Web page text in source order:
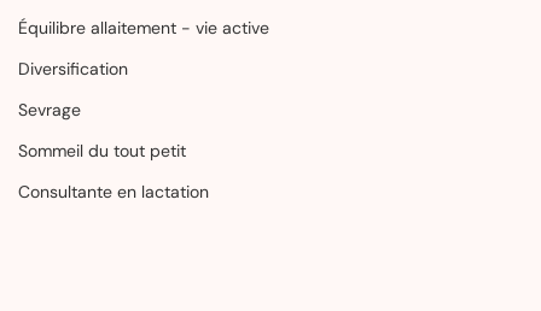
Équilibre allaitement - vie active
Diversification
Sevrage
Sommeil du tout petit
Consultante en lactation